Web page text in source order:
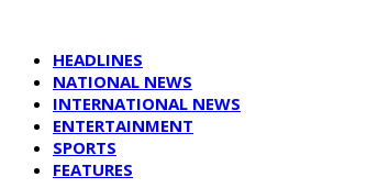
HEADLINES
NATIONAL NEWS
INTERNATIONAL NEWS
ENTERTAINMENT
SPORTS
FEATURES